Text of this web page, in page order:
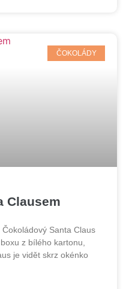
ČOKOLÁDY
Clausem
Santa Claus
z bílého kartonu,
je vidět skrz okénko